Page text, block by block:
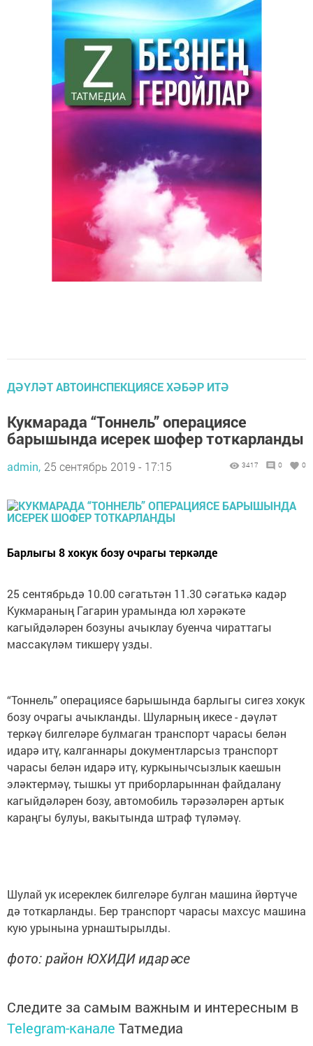
ДӘҮЛӘТ АВТОИНСПЕКЦИЯСЕ ХӘБӘР ИТӘ
Кукмарада “Тоннель” операциясе
барышында исерек шофер тоткарланды
admin, 25 сентябрь 2019 - 17:15 3417 0 0
Барлыгы 8 хокук бозу очрагы теркәлде
25 сентябрьдә 10.00 сәгатьтән 11.30 сәгатькә кадәр
Кукмараның Гагарин урамында юл хәрәкәте
кагыйдәләрен бозуны ачыклау буенча чираттагы
массакүләм тикшерү узды.
“Тоннель” операциясе барышында барлыгы сигез хокук
бозу очрагы ачыкланды. Шуларның икесе - дәүләт
теркәү билгеләре булмаган транспорт чарасы белән
идарә итү, калганнары документларсыз транспорт
чарасы белән идарә итү, куркынычсызлык каешын
эләктермәү, тышкы ут приборларыннан файдалану
кагыйдәләрен бозу, автомобиль тәрәзәләрен артык
караңгы булуы, вакытында штраф түләмәү.
Шулай ук исереклек билгеләре булган машина йөртүче
дә тоткарланды. Бер транспорт чарасы махсус машина
кую урынына урнаштырылды.
фото: район ЮХИДИ идарәсе
Следите за самым важным и интересным в
Telegram-канале Татмедиа